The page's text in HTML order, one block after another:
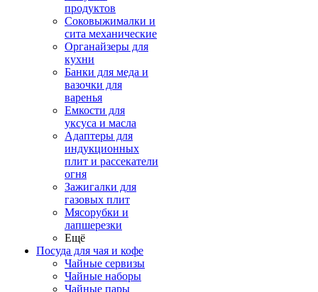
продуктов
Соковыжималки и
сита механические
Органайзеры для
кухни
Банки для меда и
вазочки для
варенья
Емкости для
уксуса и масла
Адаптеры для
индукционных
плит и рассекатели
огня
Зажигалки для
газовых плит
Мясорубки и
лапшерезки
Ещё
Посуда для чая и кофе
Чайные сервизы
Чайные наборы
Чайные пары